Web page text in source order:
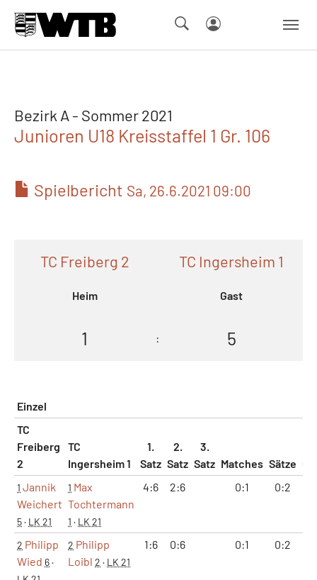
Bezirk A - Sommer 2021
Junioren U18 Kreisstaffel 1 Gr. 106
Spielbericht Sa, 26.6.2021 09:00
TC Freiberg 2
Heim
TC Ingersheim 1
Gast
1 : 5
Einzel
TC
Freiberg
2
TC
Ingersheim 1
1.
Satz
2.
Satz
3.
Satz Matches Sätze
1 Jannik
Weichert
5· LK 21
1 Max
Tochtermann
1 · LK 21
4:6 2:6 0:1 0:2
2 Philipp
Wied 6·
2 Philipp
Loibl 2 · LK 21
1:6 0:6 0:1 0:2